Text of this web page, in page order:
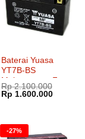
Baterai Yuasa
YT7B-BS
Maintenance Free
Rp2.100.000
Harga
aslinya
Rp 1.600.000Harga
-27%